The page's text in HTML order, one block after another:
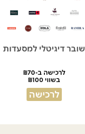
שובר דיגיטלי למסעדות
לרכישה ב-₪70
בשווי ₪100
לרכישה